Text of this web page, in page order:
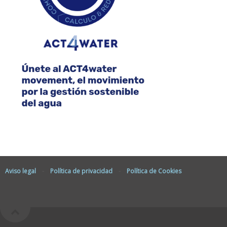
Aviso legal Política de privacidad Política de Cookies